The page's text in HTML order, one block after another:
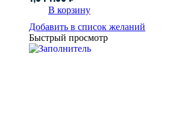
В корзину
Добавить в список желаний
Быстрый просмотр